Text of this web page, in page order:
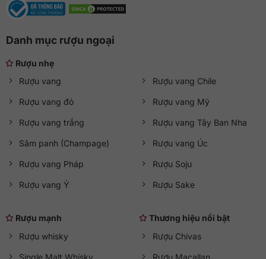
5. Thông tin chi tiết sản phẩm
THÔNG TIN
Thương hiệu
Xuất xứ Scotland
Loại rượu Rượu whisky
Màu sắc
Danh mục rượu ngoại
Rượu nhẹ
Rượu vang
Rượu vang đỏ
Rượu vang trắng
Sâm panh (Champage)
Rượu vang Pháp
Rượu vang Ý
Rượu vang Chile
Rượu vang Mỹ
Rượu vang Tây Ban Nha
Rượu vang Úc
Rượu Soju
Rượu Sake
Rượu mạnh
Rượu whisky
Single Malt Whisky
Thương hiệu nổi bật
Rượu Chivas
Rượu Macallan